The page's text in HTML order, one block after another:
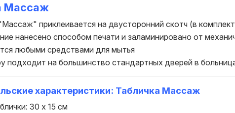
Массаж
приклеивается на двусторонний скотч (в
нанесено способом печати и заламинировано от
любыми средствами для мытья
подходит на большинство стандартных дверей в
характеристики: Табличка Массаж
30 х 15 см